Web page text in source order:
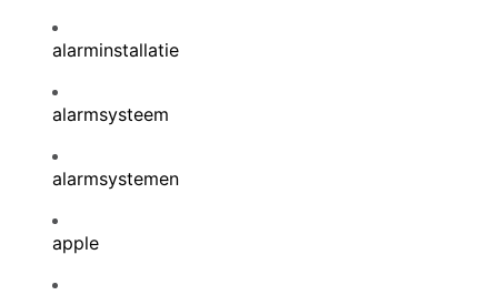
alarminstallatie
alarmsysteem
alarmsystemen
apple